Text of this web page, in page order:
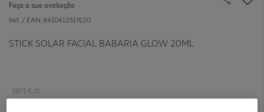
Faça a sua avaliação
Ref. / EAN: 8410412519120
STICK SOLAR FACIAL BABARIA GLOW 20ML
387.5 €/Lt